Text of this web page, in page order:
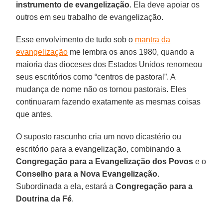
instrumento de evangelização. Ela deve apoiar os
outros em seu trabalho de evangelização.
Esse envolvimento de tudo sob o mantra da
evangelização me lembra os anos 1980, quando a
maioria das dioceses dos Estados Unidos renomeou
seus escritórios como “centros de pastoral”. A
mudança de nome não os tornou pastorais. Eles
continuaram fazendo exatamente as mesmas coisas
que antes.
O suposto rascunho cria um novo dicastério ou
escritório para a evangelização, combinando a
Congregação para a Evangelização dos Povos e o
Conselho para a Nova Evangelização.
Subordinada a ela, estará aCongregação para a
Doutrina da Fé.